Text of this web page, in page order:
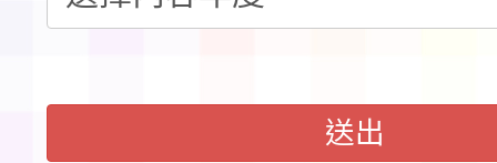
送出